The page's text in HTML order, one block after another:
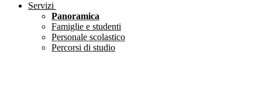
Servizi
Panoramica
Famiglie e studenti
Personale scolastico
Percorsi di studio